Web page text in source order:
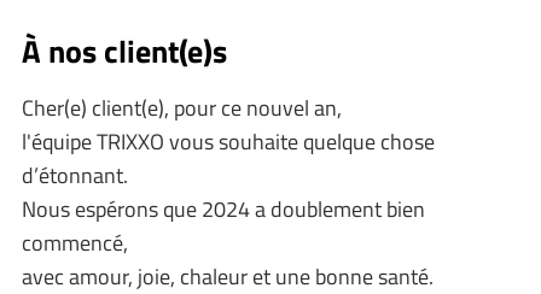
À nos client(e)s
Cher(e) client(e), pour ce nouvel an,
l'équipe TRIXXO vous souhaite quelque chose
d’étonnant.
Nous espérons que 2024 a doublement bien
commencé,
avec amour, joie, chaleur et une bonne santé.